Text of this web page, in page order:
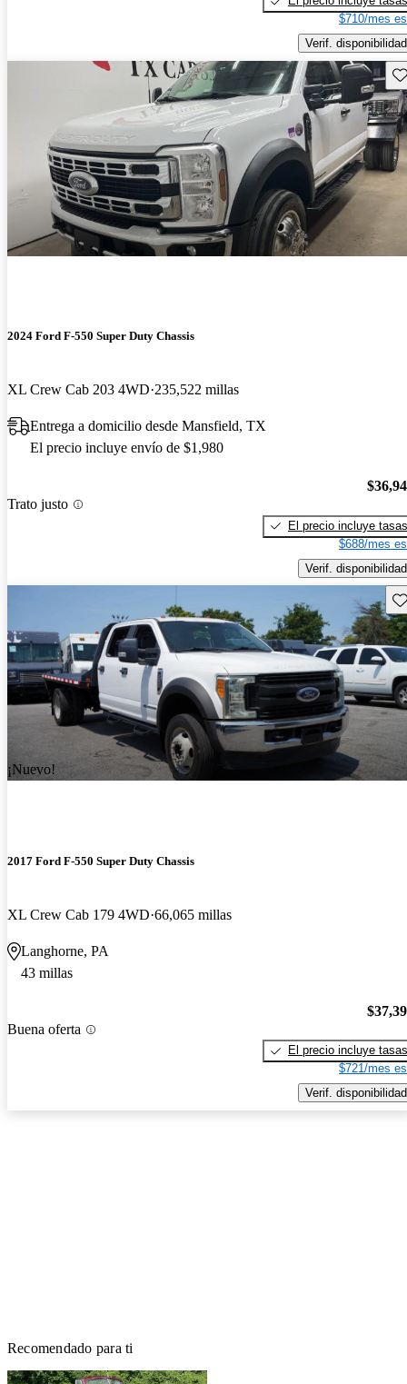
$710/mes
Verif. disponibilidad
2024 Ford F-550 Super Duty Chassis
XL Crew Cab 203 4WD 235,522 millas
Entrega a domicilio desde Mansfield, TX
El precio incluye envío de $1,980
Trato justo
El precio incluye tasas
$688/mes
Verif. disponibilidad
¡Nuevo!
2017 Ford F-550 Super Duty Chassis
XL Crew Cab 179 4WD 66,065 millas
Langhorne, PA
43 millas
Buena oferta
El precio incluye tasas
$721/mes
Verif. disponibilidad
Recomendado para ti